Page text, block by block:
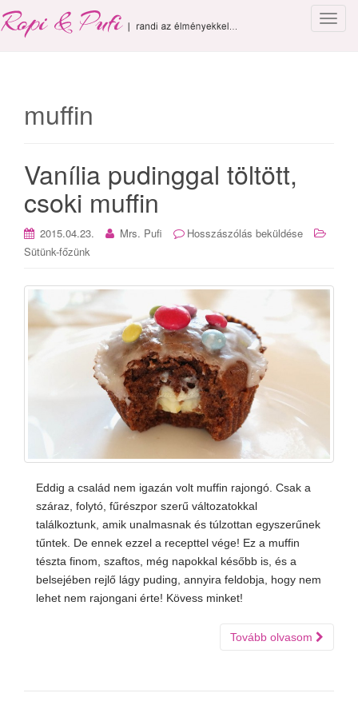
T
muffin
Vanília pudinggal töltött,
csoki muffin
2015.04.23. Mrs. Pufi
Hosszászólás beküldése
Sütünk-főzünk
Eddig a család nem igazán volt muffin rajongó. Csak a
száraz, folytó, fűrészpor szerű változatokkal
találkoztunk, amik unalmasnak és túlzottan egyszerűnek
tűntek. De ennek ezzel a recepttel vége! Ez a muffin
tészta finom, szaftos, még napokkal később is, és a
belsejében rejlő lágy puding, annyira feldobja, hogy nem
lehet nem rajongani érte! Kövess minket!
Tovább olvasom